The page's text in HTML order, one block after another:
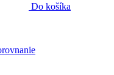
Do košíka